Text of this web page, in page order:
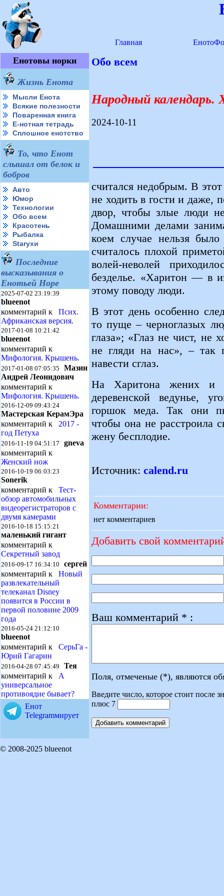
Главная
Енотовы норки
Жизнь Енота
Мысли Енота
Всякие полезности
Поваренная книга
Е-нотная тетрадь
Сплошное енотство
То, что Енот
слышал от белок и
бобров
Авто
Юмор
Технологии
Обо всем
Красотень
Рыбалка
Starухи
Последние
высказывания о
Енотьей Норе
2025-07-02 23:19:39
blueenot
комментарий к Псих.
Африканская версия.
2017-01-08 10:21:42
blueenot
комментарий к
Мифология. Крышень.
2017-01-08 07:05:35 Мазин
Андрей Леонидович
комментарий к
Мифология. Крышень.
2016-12-09 09:43:24
Мастерская КерамЭра
комментарий к 2017 -
год Петуха
2016-11-19 04:51:17 gneva
комментарий к
Женский нож
2016-10-19 06:03:23
Sonerik
комментарий к Тест-
обзор автомобильных
видеорегистраторов с
двумя камерами
2016-10-18 15:15:21
маленький гигант
комментарий к
Секретный завод
2016-09-17 16:34:10 сергей
комментарий к Новый
развлекательный
телеканал Disney
появится в России в
первой половине 2009
года
2016-05-24 21:12:10
blueenot
комментарий к СерьГа -
Юрий Гагарин
2016-04-28 07:45:49 Тея
комментарий к А
универсальное
противоядие бывает?
Енот
Telegramмирует
Обо всем
Народный календарь.
2024-10-11
считался недобрым. В
не ходить в гости и даже,
двор, чтобы злые люди
Домашними делами
коем случае нельзя
считалось плохой
волей-неволей
безделье. «Харитон — в
этому поводу люди.
В этот день особенно
то пуще – черноглазых
глаза»; «Глаз не чист, не
не гляди на нас», – так
навести сглаз.
На Харитона жених и
деревенской ведунье,
горшок меда. Так они
чтобы она не расстроила
жену бесплодие.
Источник: calend.ru
Комментарии:
нет комментариев
Добавить свой
Ваш комментарий * :
Поля, отмеченые (*), являются
Введите число, которое стоит после
плюс 7
© 2008-2025 blueenot